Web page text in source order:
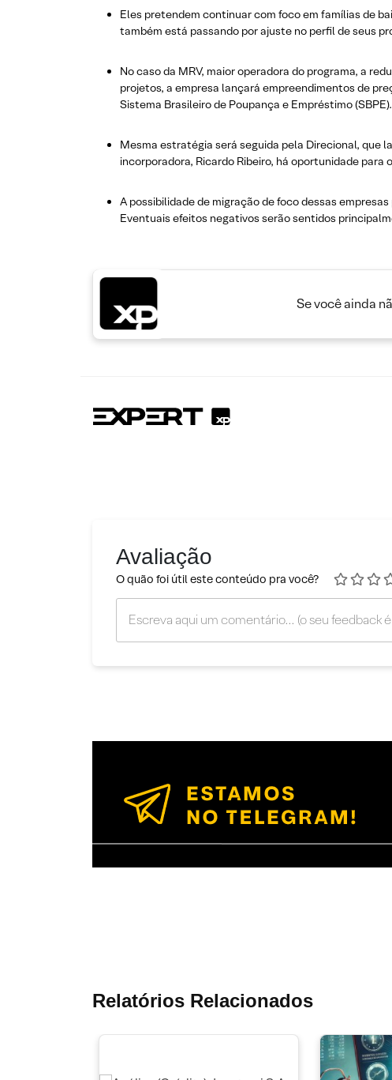
Eles pretendem continuar com foco em famílias de
também está passando por ajuste no perfil de seus
No caso da MRV, maior operadora do programa, a
projetos, a empresa lançará empreendimentos de
Sistema Brasileiro de Poupança e Empréstimo (SBPE).
Mesma estratégia será seguida pela Direcional, que
incorporadora, Ricardo Ribeiro, há oportunidade
A possibilidade de migração de foco dessas
Eventuais efeitos negativos serão sentidos
Se você ainda
Avaliação
O quão foi útil este conteúdo pra você?
Relatórios Relacionados